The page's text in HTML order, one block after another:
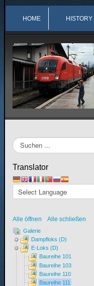
HOME HISTORY
Suchen
...
Translator
Alle öffnen Alle schließen
Galerie
Dampfloks (D)
E-Loks (D)
Baureihe 101
Baureihe 103
Baureihe 110
Baureihe 111